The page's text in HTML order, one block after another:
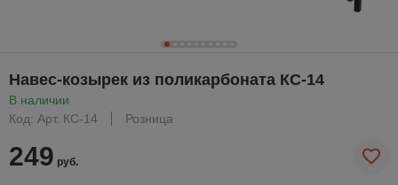
Навес-козырек из поликарбоната КС-14
В наличии
Код: Арт. КС-14
Розница
249 руб.